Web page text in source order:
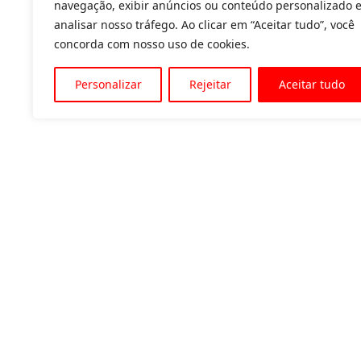
navegação, exibir anúncios ou conteúdo personalizado e
analisar nosso tráfego. Ao clicar em “Aceitar tudo”, você
concorda com nosso uso de cookies.
Personalizar Rejeitar Aceitar tudo